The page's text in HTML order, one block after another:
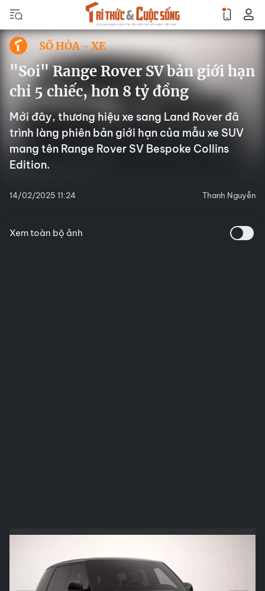
SỐ HÓA - XE
"Soi" Range Rover SV bản giới hạn
chỉ 5 chiếc, hơn 8 tỷ đồng
Mới đây, thương hiệu xe sang Land Rover đã
trình làng phiên bản giới hạn của mẫu xe SUV
mang tên Range Rover SV Bespoke Collins
Edition.
14/02/2025 11:24 Thanh Nguyễn
Xem toàn bộ ảnh